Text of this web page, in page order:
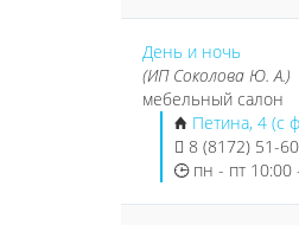
День и ночь
(ИП Соколова Ю. А.)
мебельный салон
Петина, 4 (с
8 (8172) 51-
пн - пт 10:00